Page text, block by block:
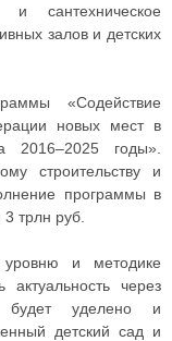
сантехническое
залов и детских
«Содействие
новых мест в
2016–2025 годы».
строительству и
программы в
трлн руб.
уровню и методике
через
будет уделено и
детский сад и